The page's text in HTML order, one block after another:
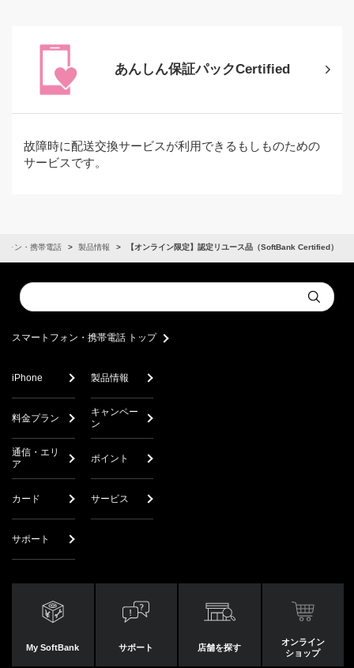
あんしん保証パックCertified
故障時に配送交換サービスが利用できるもしものための
サービスです。
ォン・携帯電話 製品情報 【オンライン限定】認定リユース品（SoftBank Certified）
Conduct
a
Submit
スマートフォン・携帯電話 トップ
iPhone 製品情報
料金プラン
キャンペー
ン
通信・エリ
ア
ポイント
カード サービス
サポート
My SoftBank サポート 店舗を探す
オンライン
ショップ